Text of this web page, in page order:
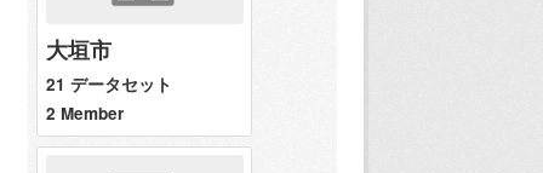
大垣市
21 データセット
2 Member